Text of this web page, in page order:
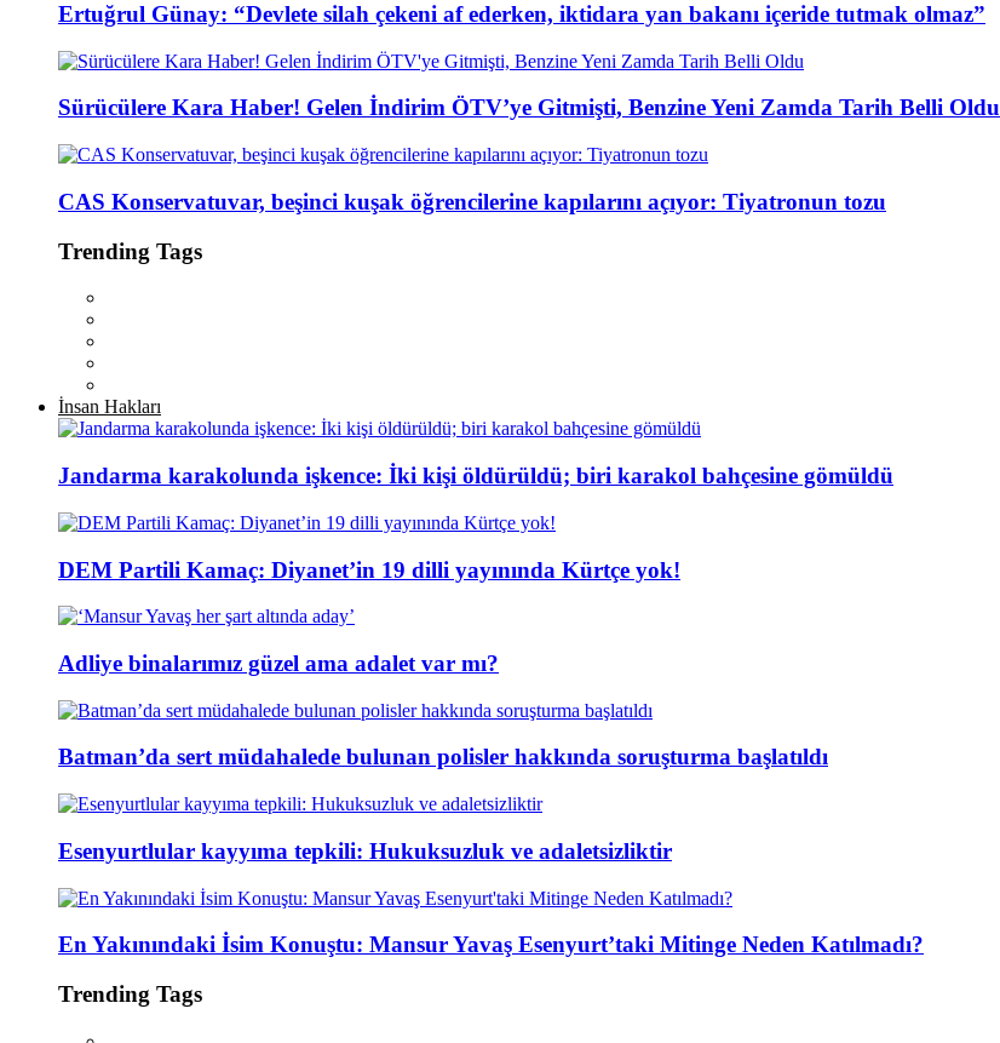
Ertuğrul Günay: “Devlete silah çekeni af ederken, iktidara yan bakanı içeride tutmak olmaz”
Sürücülere Kara Haber! Gelen İndirim ÖTV’ye Gitmişti, Benzine Yeni Zamda Tarih Belli Oldu
CAS Konservatuvar, beşinci kuşak öğrencilerine kapılarını açıyor: Tiyatronun tozu
Trending Tags
İnsan Hakları
Jandarma karakolunda işkence: İki kişi öldürüldü; biri karakol bahçesine gömüldü
DEM Partili Kamaç: Diyanet’in 19 dilli yayınında Kürtçe yok!
Adliye binalarımız güzel ama adalet var mı?
Batman’da sert müdahalede bulunan polisler hakkında soruşturma başlatıldı
Esenyurtlular kayyıma tepkili: Hukuksuzluk ve adaletsizliktir
En Yakınındaki İsim Konuştu: Mansur Yavaş Esenyurt’taki Mitinge Neden Katılmadı?
Trending Tags